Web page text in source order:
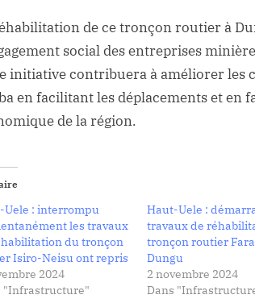
de ce tronçon routier à
social des entreprises
initiative contribuera à améliorer les
en facilitant les déplacements et en
de la région.
Uele : interrompu
les travaux
du tronçon
Isiro-Neisu ont repris
2024
"Infrastructure"
Haut-Uele :
travaux de
tronçon routier
Dungu
2 novembre 2024
Dans